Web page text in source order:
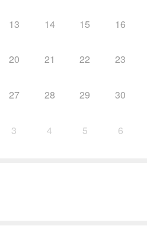
13 14 15 16
20 21 22 23
27 28 29 30
3 4 5 6